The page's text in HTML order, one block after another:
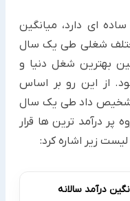
ای دارد، میانگین
شغلی طی یک سال
بهترین شغل دنیا و
از این رو بر اساس
تشخیص داد طی یک سال
درآمد ترین ها قرار
زیر اشاره کرد:
درآمد سالانه